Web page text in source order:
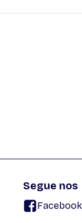
Segue nos
Facebook